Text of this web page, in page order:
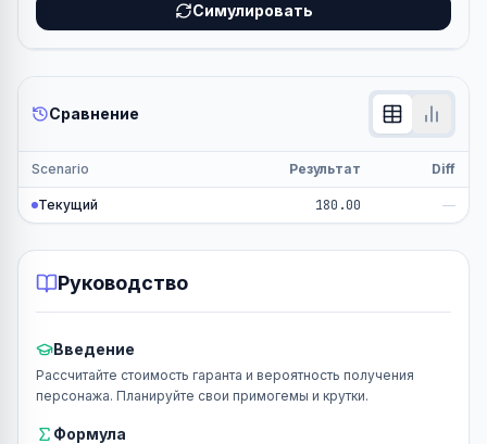
Симулировать
Сравнение
Scenario Результат Diff
Текущий 180.00 —
Руководство
Введение
Рассчитайте стоимость гаранта и вероятность получения
персонажа. Планируйте свои примогемы и крутки.
Формула